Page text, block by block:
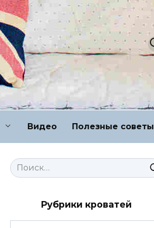
Видео Полезные советы
Search
for:
Рубрики кроватей